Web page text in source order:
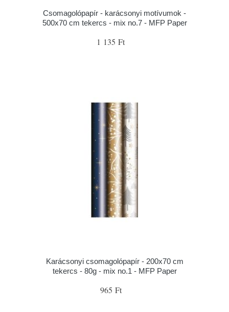
Csomagolópapír - karácsonyi motívumok -
500x70 cm tekercs - mix no.7 - MFP Paper
1 135 Ft
Karácsonyi csomagolópapír - 200x70 cm
tekercs - 80g - mix no.1 - MFP Paper
965 Ft